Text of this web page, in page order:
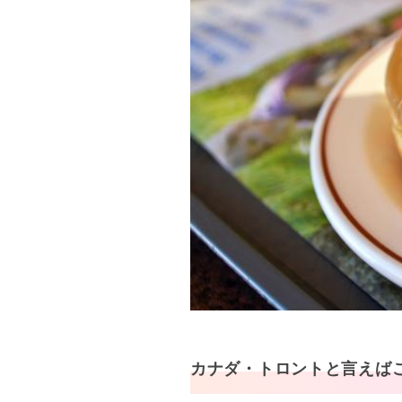
カナダ・トロントと言えば